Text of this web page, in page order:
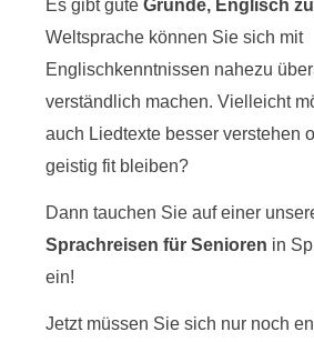
Es gibt gute Gründe, Englisch
Weltsprache können Sie sich mit
Englischkenntnissen nahezu
verständlich machen. Vielleicht
auch Liedtexte besser verstehen
geistig fit bleiben?
Dann tauchen Sie auf einer
Sprachreisen für Senioren in
ein!
Jetzt müssen Sie sich nur noch